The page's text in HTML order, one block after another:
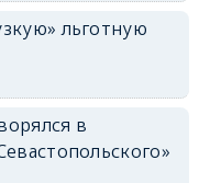
льготную
в